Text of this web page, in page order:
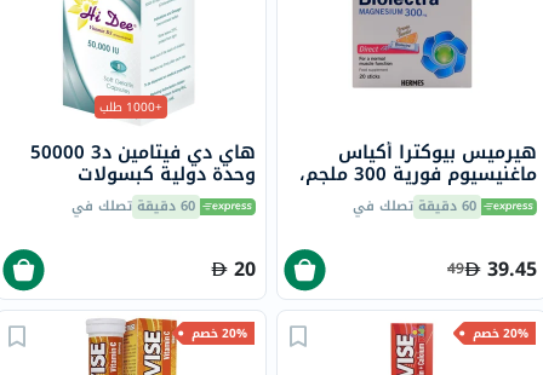
هيرميس بيوكترا أكياس
ماغنيسيوم فورية 300 ملجم،
20 قطعة 60 دقيقة تصلك في
39.45
49
+1000 طلب
هاي دي فيتامين د3 50000
وحدة دولية كبسولات
جيلاتينية ناعمة 8 كبسولات
60 دقيقة تصلك في
20
20% خصم 20% خصم